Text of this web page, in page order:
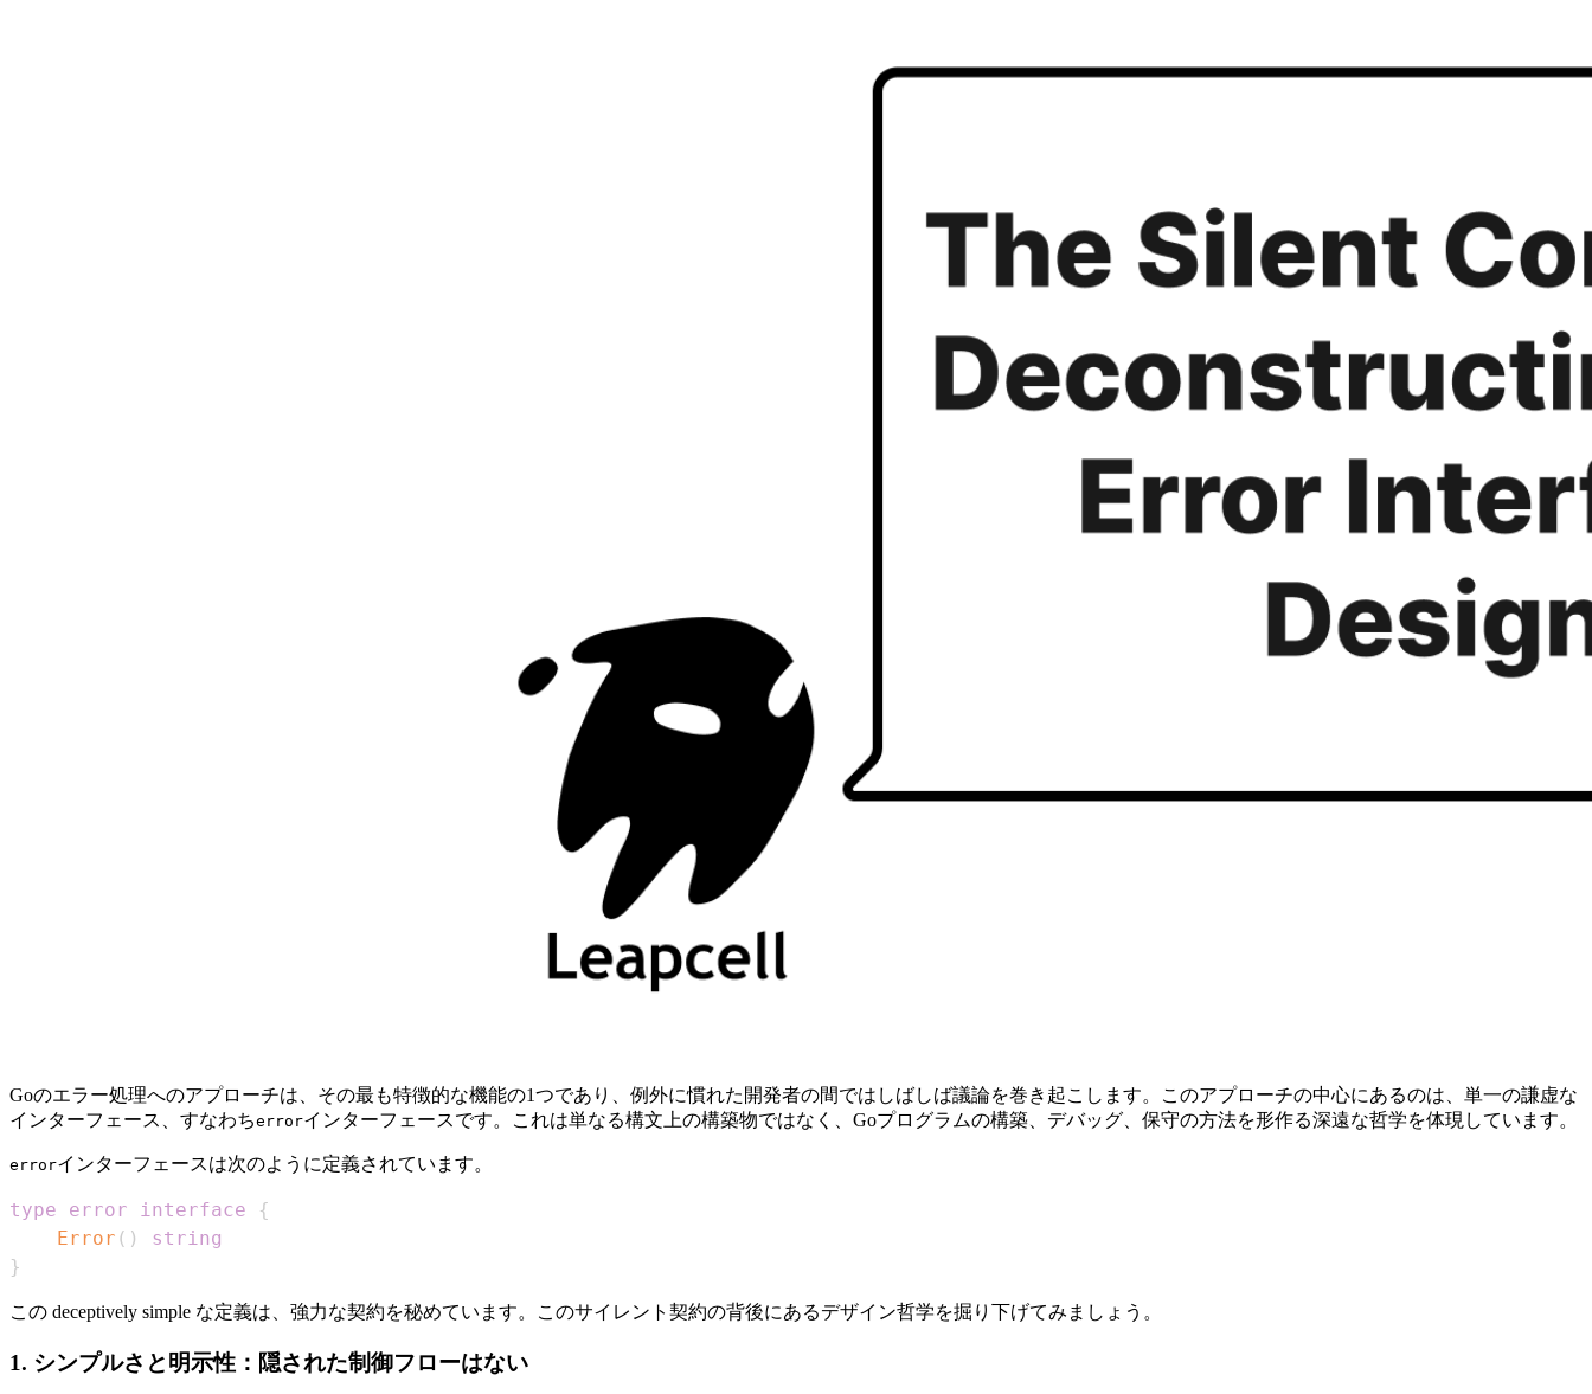
Goのエラー処理へのアプローチは、その最も特徴的な機能の1つであり、例外に慣れた開発者の間ではしばしば議論を巻き起こします。このアプローチの中心にあるのは、単一の謙虚な
インターフェース、すなわちerrorインターフェースです。これは単なる構文上の構築物ではなく、Goプログラムの構築、デバッグ、保守の方法を形作る深遠な哲学を体現しています。
errorインターフェースは次のように定義されています。
type error interface
{
Error ( )
string
}
この deceptively simple な定義は、強力な契約を秘めています。このサイレント契約の背後にあるデザイン哲学を掘り下げてみましょう。
1. シンプルさと明示性：隠された制御フローはない